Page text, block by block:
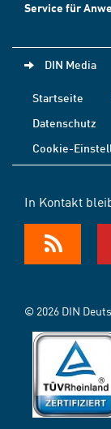
Service für
DIN Media
Startseite
Datenschutz
Cookie-
In Kontakt
© 2026 DIN